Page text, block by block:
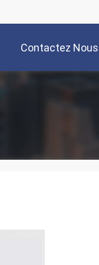
Contactez Nous